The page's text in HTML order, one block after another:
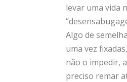
levar uma vida
Algo de
uma vez
não o impedir,
preciso remar